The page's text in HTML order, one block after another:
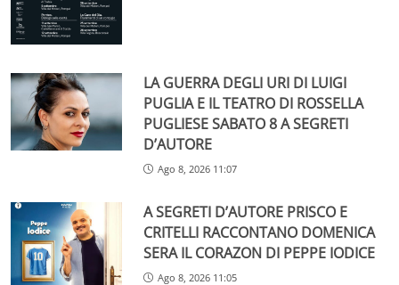
LA GUERRA DEGLI URI DI LUIGI
PUGLIA E IL TEATRO DI ROSSELLA
PUGLIESE SABATO 8 A SEGRETI
D’AUTORE
Ago 8, 2026 11:07
A SEGRETI D’AUTORE PRISCO E
CRITELLI RACCONTANO DOMENICA
SERA IL CORAZON DI PEPPE IODICE
Ago 8, 2026 11:05